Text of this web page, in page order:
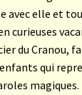
avec elle et
curieuses
du Cranou,
qui
magiques.